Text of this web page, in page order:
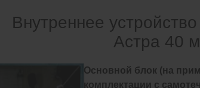
Внутреннее
Астра 40
Основной блок (на
комплектации с